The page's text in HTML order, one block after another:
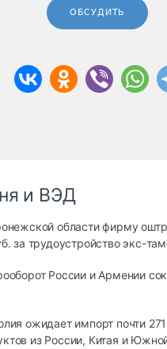
ОБСУДИТЬ
и ВЭД
области фирму
за трудоустройство экс-
России и Армении
ожидает импорт почти
из России, Китая и